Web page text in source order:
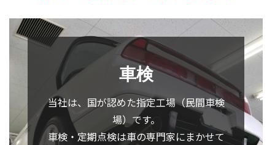
車検
当社は、国が認めた指定工場（民間車検
場）です。
車検・定期点検は車の専門家にまかせて